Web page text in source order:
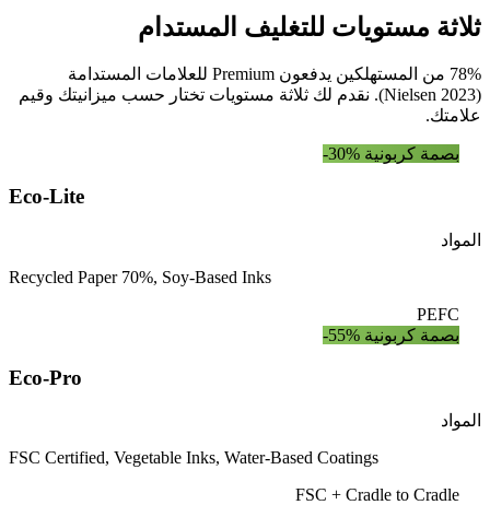
ثلاثة مستويات للتغليف المستدام
78% من المستهلكين يدفعون Premium للعلامات المستدامة
(Nielsen 2023). نقدم لك ثلاثة مستويات تختار حسب ميزانيتك وقيم
علامتك.
-30% بصمة كربونية
Eco-Lite
المواد
Recycled Paper 70%, Soy-Based Inks
PEFC
-55% بصمة كربونية
Eco-Pro
المواد
FSC Certified, Vegetable Inks, Water-Based Coatings
FSC + Cradle to Cradle